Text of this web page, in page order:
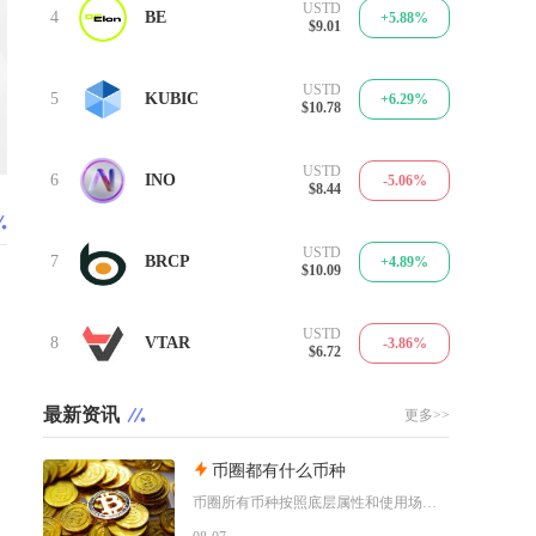
4 BE
USTD
$9.01
+5.88%
5 KUBIC
USTD
$10.78
+6.29%
6 INO
USTD
$8.44
-5.06%
7 BRCP
USTD
$10.09
+4.89%
8 VTAR
USTD
$6.72
-3.86%
最新资讯 更多>>
币圈都有什么币种
币圈所有币种按照底层属性和使用场景，可以划分为价值存储币、公链原生币、稳定币、平台币、赛道